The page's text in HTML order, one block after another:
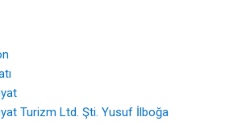
Turizm Ltd. Şti. Yusuf İlboğa